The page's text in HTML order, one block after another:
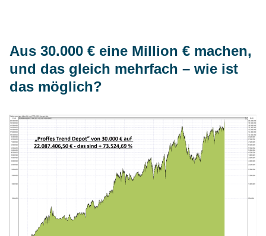
Aus 30.000 € eine Million € machen,
und das gleich mehrfach – wie ist
das möglich?